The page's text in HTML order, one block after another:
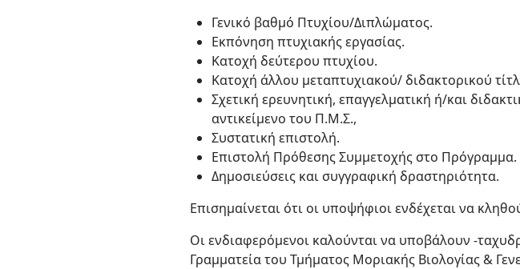
Γενικό βαθμό Πτυχίου/Διπλώματος.
Εκπόνηση πτυχιακής εργασίας.
Κατοχή δεύτερου πτυχίου.
Κατοχή άλλου μεταπτυχιακού/ διδακτορικού
Σχετική ερευνητική, επαγγελματική ή/και
αντικείμενο του Π.Μ.Σ.,
Συστατική επιστολή.
Επιστολή Πρόθεσης Συμμετοχής στο Πρόγραμμα.
Δημοσιεύσεις και συγγραφική δραστηριότητα.
Επισημαίνεται ότι οι υποψήφιοι ενδέχεται να
Οι ενδιαφερόμενοι καλούνται να υποβάλουν -
Γραμματεία του Τμήματος Μοριακής Βιολογίας &